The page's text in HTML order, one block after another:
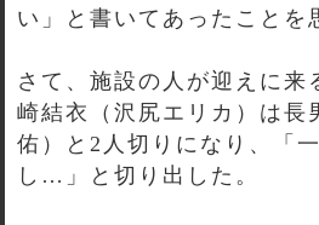
い」と書いてあったことを
さて、施設の人が迎えに来
崎結衣（沢尻エリカ）は長
佑）と2人切りになり、「
し…」と切り出した。